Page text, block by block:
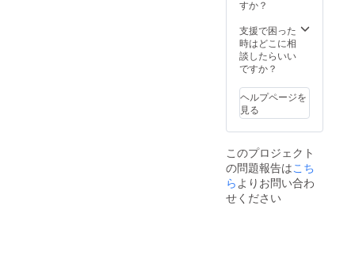
示はお
届け商
品のラ
ベルに
れま
す。 商
品開封
前には
届けの
リター
ンに貼
付され
さい。
能で
す。
【コー
ヒーの
名権】
ご希望
のお名
前を
ヒーの
木にお
付けい
ただけ
ます。
製造日
から１
０ヶ月
・原材
コー
ヒー
（国内
製造）
料の原
産地：
スリラ
ンカ セ
イロン
すか？
支援で困った
時はどこに相
談したらいい
ですか？
ヘルプページを
見る
このプロジェクト
の問題報告はこち
らよりお問い合わ
せください